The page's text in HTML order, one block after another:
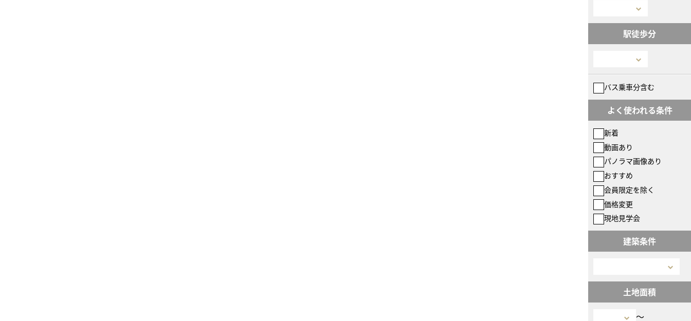
駅徒歩分
バス乗車分含む
よく使われる条件
新着
動画あり
パノラマ画像あり
おすすめ
会員限定を除く
価格変更
現地見学会
建築条件
土地面積
〜